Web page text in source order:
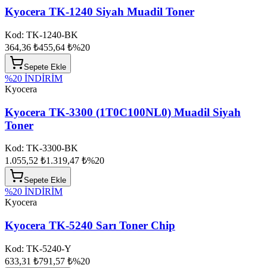
Kyocera TK-1240 Siyah Muadil Toner
Kod: TK-1240-BK
364,36 ₺455,64 ₺%20
Sepete Ekle
%20 İNDİRİM
Kyocera
Kyocera TK-3300 (1T0C100NL0) Muadil Siyah
Toner
Kod: TK-3300-BK
1.055,52 ₺1.319,47 ₺%20
Sepete Ekle
%20 İNDİRİM
Kyocera
Kyocera TK-5240 Sarı Toner Chip
Kod: TK-5240-Y
633,31 ₺791,57 ₺%20